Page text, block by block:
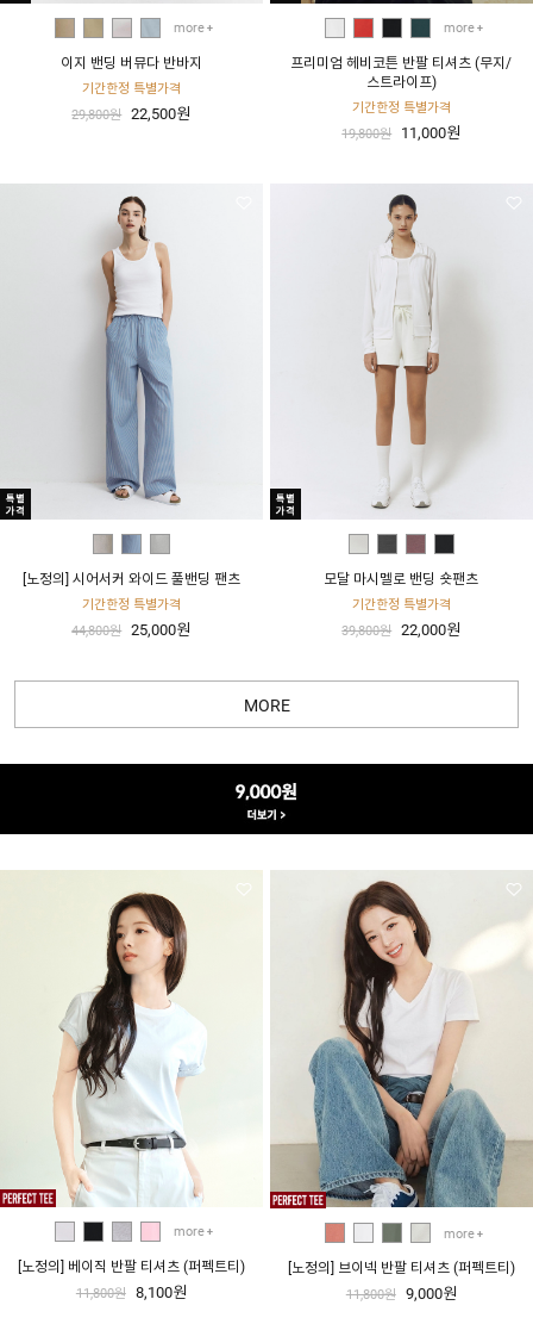
more
이지 밴딩 버뮤다 반바지
기간한정 특별가격
29,800원
22,500원
more
프리미엄 헤비코튼 반팔 티셔츠 (무지/
스트라이프)
기간한정 특별가격
19,800원
11,000원
[노정의] 시어서커 와이드 풀밴딩 팬츠
기간한정 특별가격
44,800원
25,000원
모달 마시멜로 밴딩 숏팬츠
기간한정 특별가격
39,800원
22,000원
MORE
more
[노정의] 베이직 반팔 티셔츠 (퍼펙트티)
11,800원 8,100원
more
[노정의] 브이넥 반팔 티셔츠 (퍼펙트티)
11,800원 9,000원